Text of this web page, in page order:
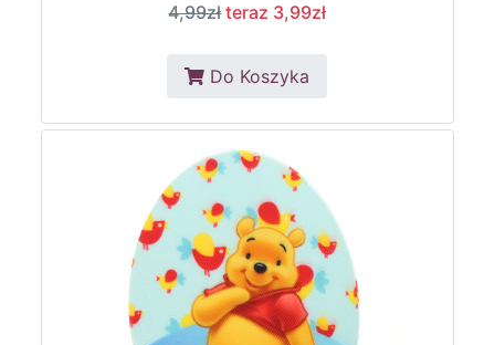
4,99zł teraz 3,99zł
Do Koszyka